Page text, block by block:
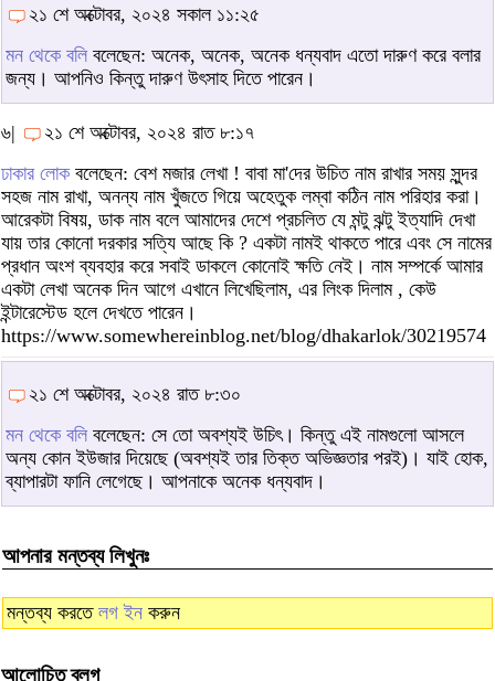
২১ শে অক্টোবর, ২০২৪ সকাল ১১:২৫
মন থেকে বলি বলেছেন: অনেক, অনেক, অনেক ধন্যবাদ এতো দারুণ করে বলার
জন্য। আপনিও কিন্তু দারুণ উৎসাহ দিতে পারেন।
৬|
২১ শে অক্টোবর, ২০২৪ রাত ৮:১৭
ঢাকার লোকবলেছেন: বেশ মজার লেখা ! বাবা মা'দের উচিত নাম রাখার সময় সুন্দর
সহজ নাম রাখা, অনন্য নাম খুঁজতে গিয়ে অহেতুক লম্বা কঠিন নাম পরিহার করা।
আরেকটা বিষয়, ডাক নাম বলে আমাদের দেশে প্রচলিত যে মন্টু ঝন্টু ইত্যাদি দেখা
যায় তার কোনো দরকার সত্যি আছে কি ? একটা নামই থাকতে পারে এবং সে নামের
প্রধান অংশ ব্যবহার করে সবাই ডাকলে কোনোই ক্ষতি নেই। নাম সম্পর্কে আমার
একটা লেখা অনেক দিন আগে এখানে লিখেছিলাম, এর লিংক দিলাম , কেউ
ইন্টারেস্টেড হলে দেখতে পারেন।
https://www.somewhereinblog.net/blog/dhakarlok/30219574
২১ শে অক্টোবর, ২০২৪ রাত ৮:৩০
মন থেকে বলি বলেছেন: সে তো অবশ্যই উচিৎ। কিন্তু এই নামগুলো আসলে
অন্য কোন ইউজার দিয়েছে (অবশ্যই তার তিক্ত অভিজ্ঞতার পরই)। যাই হোক,
ব্যাপারটা ফানি লেগেছে। আপনাকে অনেক ধন্যবাদ।
আপনার মন্তব্য লিখুনঃ
মন্তব্য করতে লগ ইন করুন
আলোচিত ব্লগ